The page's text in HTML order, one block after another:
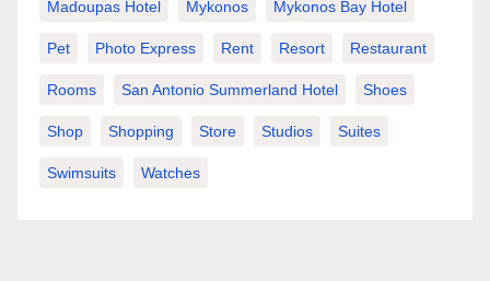
Madoupas Hotel Mykonos Mykonos Bay Hotel
Pet Photo Express Rent Resort Restaurant
Rooms San Antonio Summerland Hotel Shoes
Shop Shopping Store Studios Suites
Swimsuits Watches